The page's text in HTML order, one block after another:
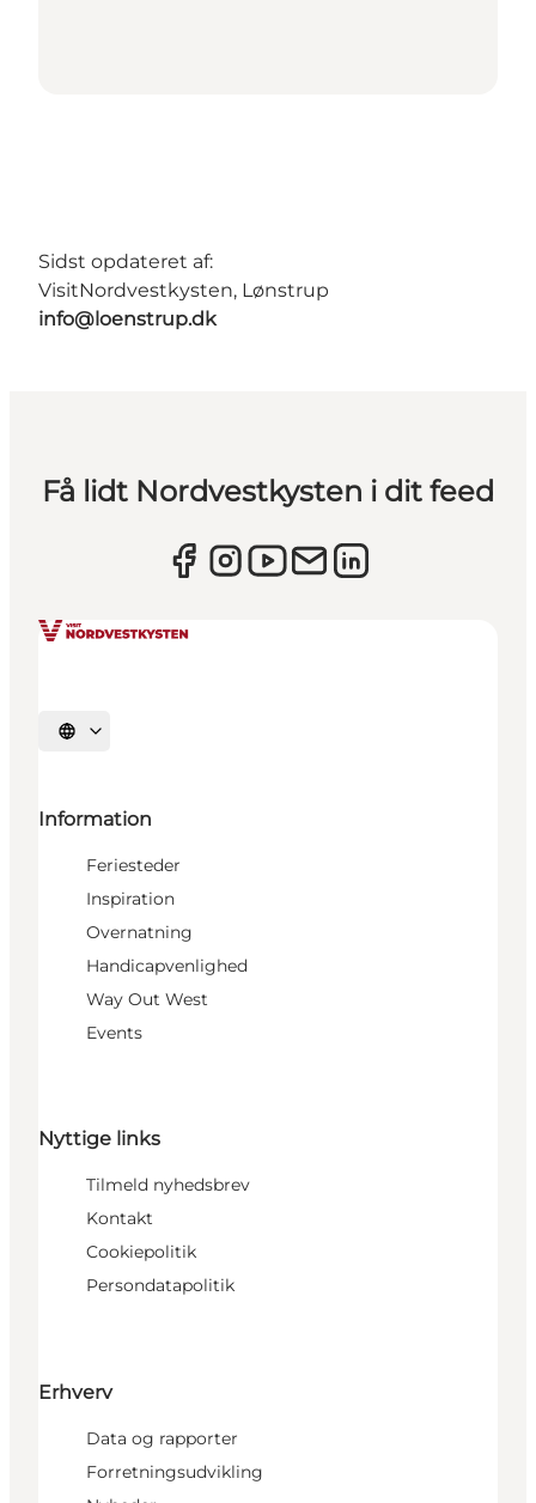
Sidst opdateret af:
VisitNordvestkysten, Lønstrup
info@loenstrup.dk
Få lidt Nordvestkysten i dit feed
Vælg sprog
Information
Feriesteder
Inspiration
Overnatning
Handicapvenlighed
Way Out West
Events
Nyttige links
Tilmeld nyhedsbrev
Kontakt
Cookiepolitik
Persondatapolitik
Erhverv
Data og rapporter
Forretningsudvikling